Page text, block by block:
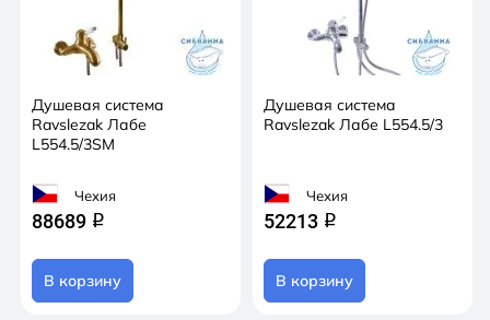
Душевая система
Ravslezak Лабе
L554.5/3SM
Чехия
88689 q
В корзину
Душевая система
Ravslezak Лабе L554.5/3
Чехия
52213 q
В корзину